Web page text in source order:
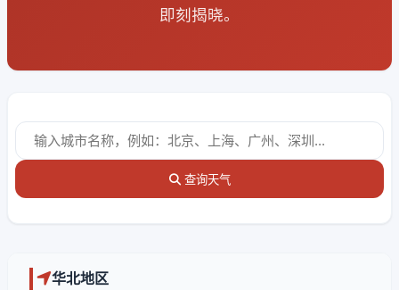
即刻揭晓。
查询天气
华北地区